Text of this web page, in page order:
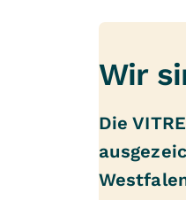
Wir
Die